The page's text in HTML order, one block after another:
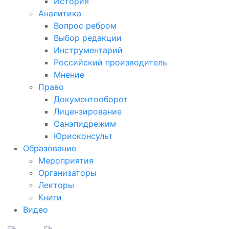
Аналитика
Вопрос ребром
Выбор редакции
Инструментарий
Российский производитель
Мнение
Право
Документооборот
Лицензирование
Санэпидрежим
Юрисконсульт
Образование
Мероприятия
Организаторы
Лекторы
Книги
Видео